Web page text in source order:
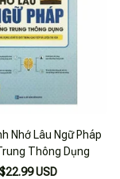
Nhớ Lâu Ngữ Pháp
Thông Dụng
$22.99 USD